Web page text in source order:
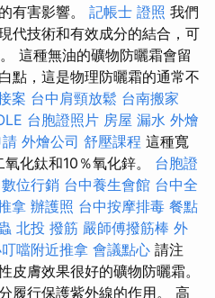
有害影響。 記帳士 證照 我們
代技術和有效成分的結合，可
這種無油的礦物防曬霜會留
點，這是物理防曬霜的通常不
案 台中肩頸放鬆 台南搬家
台胞證照片 房屋 漏水 外燴
外燴公司 舒壓課程 這種寬
化鈦和10％氧化鋅。 台胞證
數位行銷 台中養生會館 台中全
拿 辦護照 台中按摩排毒 餐點
北投 撥筋 嚴師傅撥筋棒 外
噹附近推拿 會議點心 請注
皮膚效果很好的礦物防曬霜。
履行保護紫外線的作用。 高